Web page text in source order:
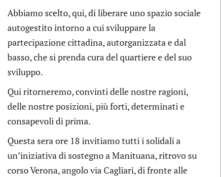
Abbiamo scelto, qui, di liberare uno spazio sociale
autogestito intorno a cui sviluppare la
partecipazione cittadina, autorganizzata e dal
basso, che si prenda cura del quartiere e del suo
sviluppo.
Qui ritorneremo, convinti delle nostre ragioni,
delle nostre posizioni, più forti, determinati e
consapevoli di prima.
Questa sera ore 18 invitiamo tutti i solidali a
un’iniziativa di sostegno a Manituana, ritrovo su
corso Verona, angolo via Cagliari, di fronte alle